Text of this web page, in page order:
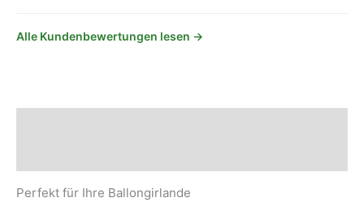
Alle Kundenbewertungen lesen →
Perfekt für Ihre Ballongirlande